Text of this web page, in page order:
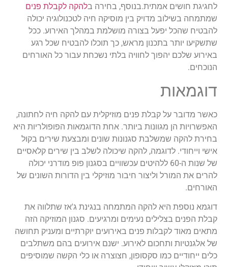
לחגיגת חושים אמתית.בנוסף, בחירה בלהקה לקבלת פנים
שמתמחה בשילוב מדויק בין מוסיקה חיה לטכנולוגיה יכולה
להבטיח שהכל יפעל בצורה מושלמת במהלך האירוע. ככל
שתשקיעו יותר בתכנון מראש, כך תוכלו להבטיח שכל רגע
באירוע שלכם יהפוך לחוויה בלתי נשכחת עבור כל האורחים
הנוכחים.
דוגמאות
כאשר מדובר על קבלת פנים מוזיקלית עם להקה חיה לחתונה,
האפשרויות הן מגוונות ביותר. אחת הדוגמאות הפופולריות היא
בחירת להקה שמשלבת סגנונות שונים ומבצעת שירים בקול
אישי וייחודי. לדוגמה, להקה שיכולה לשלב בין שירים קלאסיים
של שנות ה-60 ללהיטים עכשוויים בסגנון פופ מודרני יכולה
להרים את המורל וליצור חיבור מוזיקלי בין הדורות השונים של
האורחים.
דוגמא נוספת היא להקה המתמחה בנגינת ג'אז שתלווה את
קבלת הפנים בצלילים נעימים ומרגיעים. סגנון המוזיקה הזה
מתאים מאוד לקבלות פנים באירועים יוקרתיים ומעניק תחושה
של אלגנטיות ותחכום לאירוע. ישנם אירועים בהם משתלבים
כלים ייחודיים כמו סקסופון, חצוצרה או כלי הקשה שמוסיפים